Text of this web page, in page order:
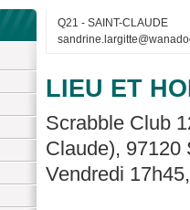
Q21 - SAINT-CLAUDE
LIEU ET
Scrabble Club
Claude), 97120
Vendredi